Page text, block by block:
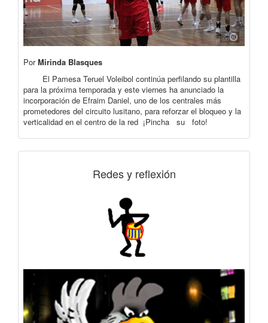
PorMirinda Blasques
El Pamesa Teruel Voleibol continúa perfilando su plantilla
para la próxima temporada y este viernes ha anunciado la
incorporación de Efraim Daniel, uno de los centrales más
prometedores del circuito lusitano, para reforzar el bloqueo y la
verticalidad en el centro de la red ¡Pincha su foto!
Redes y reflexión